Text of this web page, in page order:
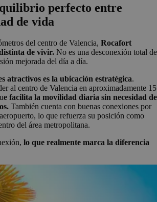
perfecto entre
de vida
del centro de Valencia,Rocafort
de vivir. No es una desconexión total de
mejorada del día a día.
atractivos es la ubicación estratégica.
al centro de Valencia en aproximadamente 15
e facilita la movilidad diaria sin necesidad de
También cuenta con buenas conexiones por
lo que refuerza su posición como
del área metropolitana.
lo que realmente marca la diferencia